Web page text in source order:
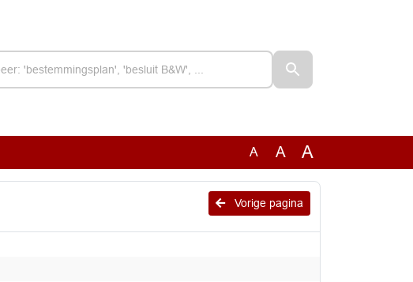
A A A
Vorige pagina